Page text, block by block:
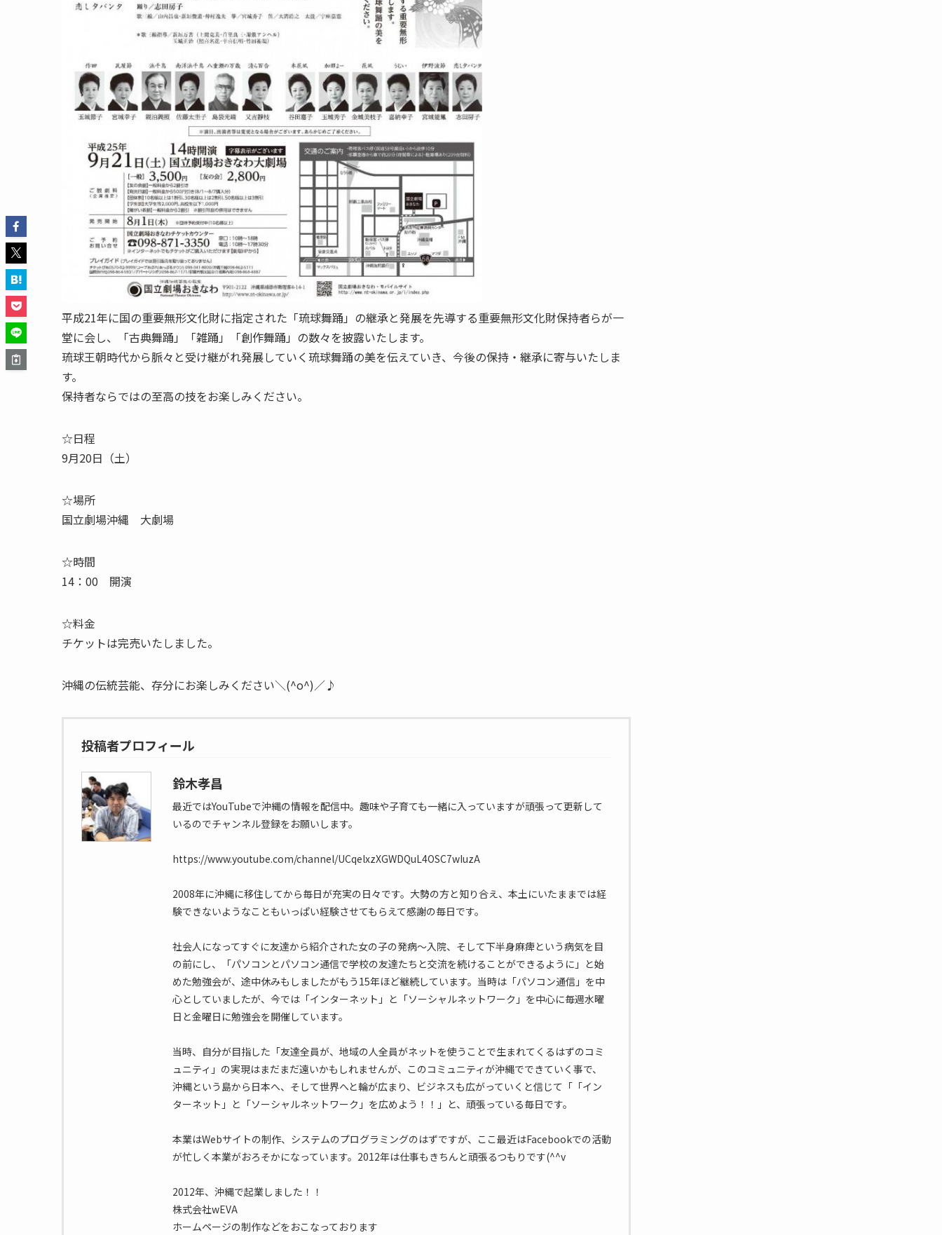
平成21年に国の重要無形文化財に指定された「琉球舞踊」の継承と発展を先導する重要無形文化財保持者らが一
堂に会し、「古典舞踊」「雑踊」「創作舞踊」の数々を披露いたします。
琉球王朝時代から脈々と受け継がれ発展していく琉球舞踊の美を伝えていき、今後の保持・継承に寄与いたしま
す。
保持者ならではの至高の技をお楽しみください。
☆日程
9月20日（土）
☆場所
国立劇場沖縄 大劇場
☆時間
14：00 開演
☆料金
チケットは完売いたしました。
沖縄の伝統芸能、存分にお楽しみください＼(^o^)／♪
投稿者プロフィール
鈴木孝昌
最近ではYouTubeで沖縄の情報を配信中。趣味や子育ても一緒に入っていますが頑張って更新して
いるのでチャンネル登録をお願いします。
https://www.youtube.com/channel/UCqelxzXGWDQuL4OSC7wIuzA
2008年に沖縄に移住してから毎日が充実の日々です。大勢の方と知り合え、本土にいたままでは経
験できないようなこともいっぱい経験させてもらえて感謝の毎日です。
社会人になってすぐに友達から紹介された女の子の発病〜入院、そして下半身麻痺という病気を目
の前にし、「パソコンとパソコン通信で学校の友達たちと交流を続けることができるように」と始
めた勉強会が、途中休みもしましたがもう15年ほど継続しています。当時は「パソコン通信」を中
心としていましたが、今では「インターネット」と「ソーシャルネットワーク」を中心に毎週水曜
日と金曜日に勉強会を開催しています。
当時、自分が目指した「友達全員が、地域の人全員がネットを使うことで生まれてくるはずのコミ
ュニティ」の実現はまだまだ遠いかもしれませんが、このコミュニティが沖縄でできていく事で、
沖縄という島から日本へ、そして世界へと輪が広まり、ビジネスも広がっていくと信じて「「イン
ターネット」と「ソーシャルネットワーク」を広めよう！！」と、頑張っている毎日です。
本業はWebサイトの制作、システムのプログラミングのはずですが、ここ最近はFacebookでの活動
が忙しく本業がおろそかになっています。2012年は仕事もきちんと頑張るつもりです(^^v
2012年、沖縄で起業しました！！
株式会社wEVA
ホームページの制作などをおこなっております